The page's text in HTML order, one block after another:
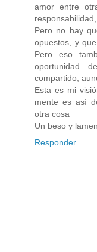
amor entre
Pero no hay
opuestos, y
Pero eso
oportunidad
compartido,
Esta es mi
mente es así
otra cosa
Un beso y
Responder